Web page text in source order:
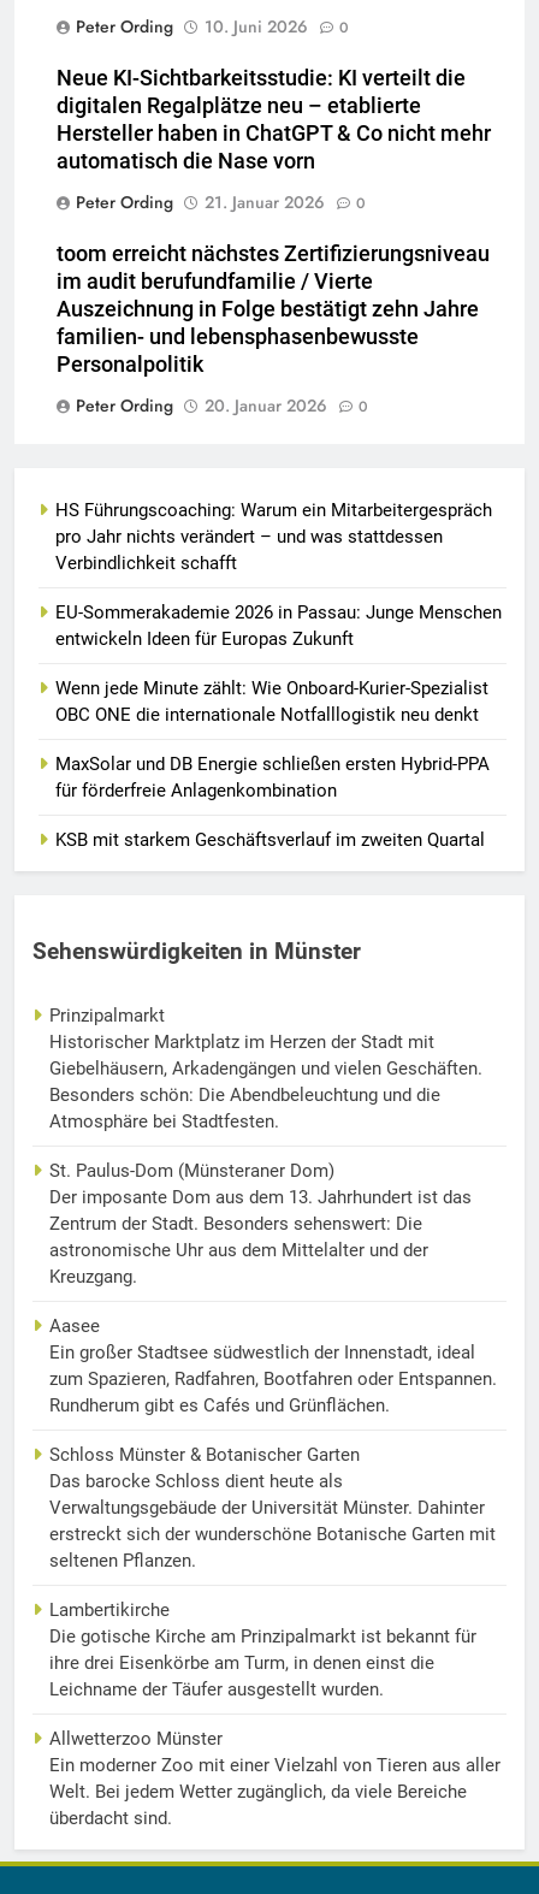
Peter Ording
10. Juni 2026 0
Neue KI-Sichtbarkeitsstudie: KI verteilt die
digitalen Regalplätze neu – etablierte
Hersteller haben in ChatGPT & Co nicht mehr
automatisch die Nase vorn
Peter Ording
21. Januar 2026 0
toom erreicht nächstes Zertifizierungsniveau
im audit berufundfamilie / Vierte
Auszeichnung in Folge bestätigt zehn Jahre
familien- und lebensphasenbewusste
Personalpolitik
Peter Ording
20. Januar 2026 0
HS Führungscoaching: Warum ein Mitarbeitergespräch
pro Jahr nichts verändert – und was stattdessen
Verbindlichkeit schafft
EU-Sommerakademie 2026 in Passau: Junge Menschen
entwickeln Ideen für Europas Zukunft
Wenn jede Minute zählt: Wie Onboard-Kurier-Spezialist
OBC ONE die internationale Notfalllogistik neu denkt
MaxSolar und DB Energie schließen ersten Hybrid-PPA
für förderfreie Anlagenkombination
KSB mit starkem Geschäftsverlauf im zweiten Quartal
Sehenswürdigkeiten in Münster
Prinzipalmarkt
Historischer Marktplatz im Herzen der Stadt mit
Giebelhäusern, Arkadengängen und vielen Geschäften.
Besonders schön: Die Abendbeleuchtung und die
Atmosphäre bei Stadtfesten.
St. Paulus-Dom (Münsteraner Dom)
Der imposante Dom aus dem 13. Jahrhundert ist das
Zentrum der Stadt. Besonders sehenswert: Die
astronomische Uhr aus dem Mittelalter und der
Kreuzgang.
Aasee
Ein großer Stadtsee südwestlich der Innenstadt, ideal
zum Spazieren, Radfahren, Bootfahren oder Entspannen.
Rundherum gibt es Cafés und Grünflächen.
Schloss Münster & Botanischer Garten
Das barocke Schloss dient heute als
Verwaltungsgebäude der Universität Münster. Dahinter
erstreckt sich der wunderschöne Botanische Garten mit
seltenen Pflanzen.
Lambertikirche
Die gotische Kirche am Prinzipalmarkt ist bekannt für
ihre drei Eisenkörbe am Turm, in denen einst die
Leichname der Täufer ausgestellt wurden.
Allwetterzoo Münster
Ein moderner Zoo mit einer Vielzahl von Tieren aus aller
Welt. Bei jedem Wetter zugänglich, da viele Bereiche
überdacht sind.